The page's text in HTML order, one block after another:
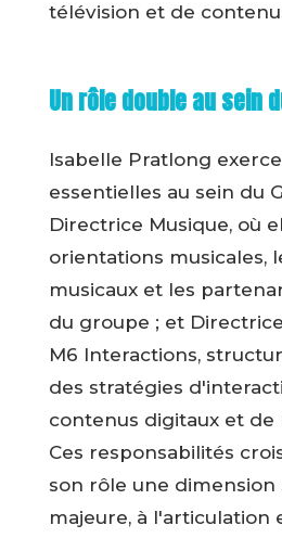
télévision et de
Un rôle double au sein
Isabelle Pratlong
essentielles au sein du
Directrice Musique, où
orientations musicales,
musicaux et les
du groupe ; et
M6 Interactions,
des stratégies
contenus digitaux et de
Ces responsabilités
son rôle une dimension
majeure, à l'articulation